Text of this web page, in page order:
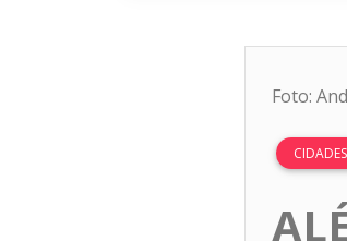
Foto:
CIDADES